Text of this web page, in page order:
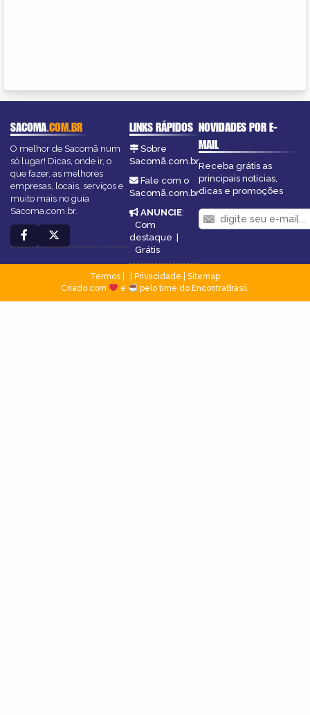
SACOMA.COM.BR
O melhor de Sacomã num
só lugar! Dicas, onde ir, o
que fazer, as melhores
empresas, locais, serviços e
muito mais no guia
Sacoma.com.br.
LINKS RÁPIDOS
Sobre
Sacomã.com.br
Fale com o
Sacomã.com.br
ANUNCIE:
Com
destaque |
Grátis
NOVIDADES POR E-
MAIL
Receba grátis as
principais notícias,
dicas e promoções
Termos Privacidade
Sitemap
Criado com
e pelo time do EncontraBrasil